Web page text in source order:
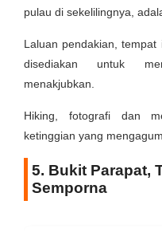
pulau di sekelilingnya,
Laluan pendakian,
disediakan untuk
menakjubkan.
Hiking, fotografi dan
ketinggian yang
5. Bukit Parapat,
Semporna